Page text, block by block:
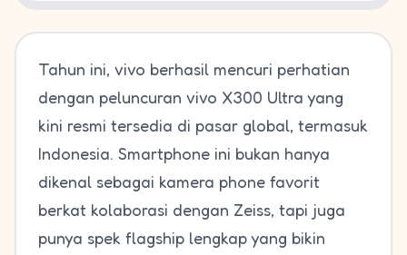
Tahun ini, vivo berhasil mencuri perhatian
dengan peluncuran vivo X300 Ultra yang
kini resmi tersedia di pasar global, termasuk
Indonesia. Smartphone ini bukan hanya
dikenal sebagai kamera phone favorit
berkat kolaborasi dengan Zeiss, tapi juga
punya spek flagship lengkap yang bikin